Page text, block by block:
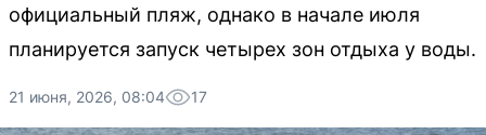
официальный пляж, однако в начале июля
планируется запуск четырех зон отдыха у воды.
21 июня, 2026, 08:04 17